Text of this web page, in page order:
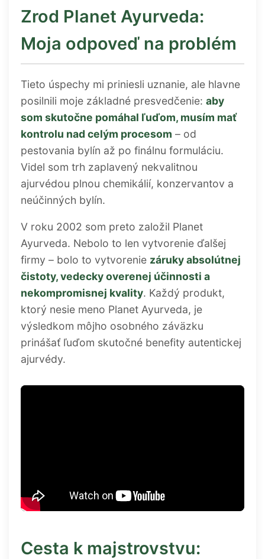
Zrod Planet Ayurveda:
Moja odpoveď na problém
Tieto úspechy mi priniesli uznanie, ale hlavne
posilnili moje základné presvedčenie: aby
som skutočne pomáhal ľuďom, musím mať
kontrolu nad celým procesom – od
pestovania bylín až po finálnu formuláciu.
Videl som trh zaplavený nekvalitnou
ajurvédou plnou chemikálií, konzervantov a
neúčinných bylín.
V roku 2002 som preto založil Planet
Ayurveda. Nebolo to len vytvorenie ďalšej
firmy – bolo to vytvorenie záruky absolútnej
čistoty, vedecky overenej účinnosti a
nekompromisnej kvality. Každý produkt,
ktorý nesie meno Planet Ayurveda, je
výsledkom môjho osobného záväzku
prinášať ľuďom skutočné benefity autentickej
ajurvédy.
Cesta k majstrovstvu: